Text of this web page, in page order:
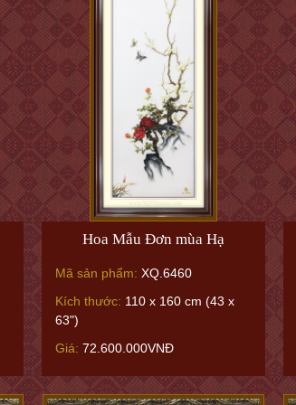
Hoa Mẫu Đơn mùa Hạ
Mã sản phẩm: XQ.6460
Kích thước: 110 x 160 cm (43 x
63")
Giá: 72.600.000VNĐ